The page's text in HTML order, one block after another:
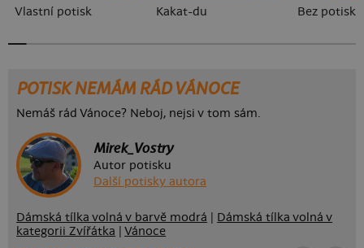
Vlastní potisk Kakat-du Bez potisku
POTISK NEMÁM RÁD VÁNOCE
Nemáš rád Vánoce? Neboj, nejsi v tom sám.
Mirek_Vostry
Autor potisku
Další potisky autora
Dámská tílka volná v barvě modrá
Dámská tílka volná v
kategorii Zvířátka |Vánoce